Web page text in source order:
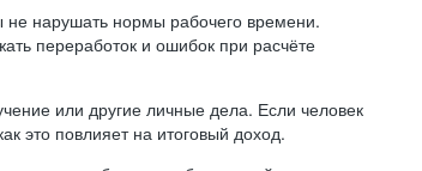
не нарушать нормы рабочего времени.
переработок и ошибок при расчёте
или другие личные дела. Если человек
это повлияет на итоговый доход.